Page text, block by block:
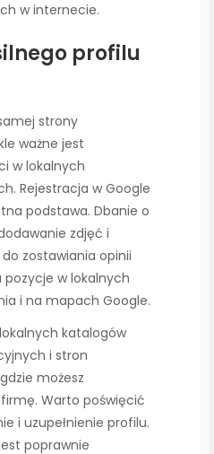
w internecie.
profilu
strony
ważne jest
w lokalnych
Rejestracja w Google
podstawa. Dbanie o
zdjęć i
zostawiania opinii
pozycje w lokalnych
i na mapach Google.
katalogów
i stron
możesz
Warto poświęcić
i uzupełnienie profilu.
poprawnie